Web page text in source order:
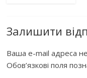
Залишити
Ваша e-mail адреса
Обов’язкові поля